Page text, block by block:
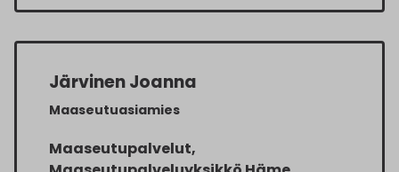
Järvinen Joanna
Maaseutuasiamies
Maaseutupalvelut,